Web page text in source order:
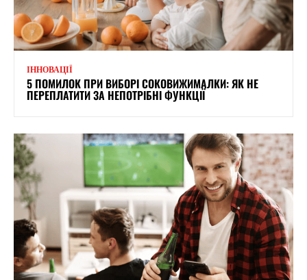
ІННОВАЦІЇ
5 ПОМИЛОК ПРИ ВИБОРІ СОКОВИЖИМАЛКИ: ЯК НЕ
ПЕРЕПЛАТИТИ ЗА НЕПОТРІБНІ ФУНКЦІЇ